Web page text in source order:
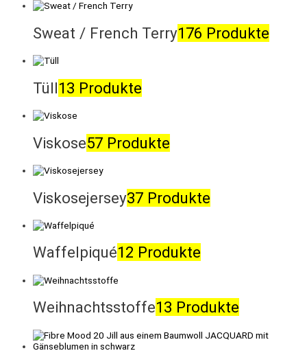
Sweat / French Terry176 Produkte
Tüll13 Produkte
Viskose57 Produkte
Viskosejersey37 Produkte
Waffelpiqué12 Produkte
Weihnachtsstoffe13 Produkte